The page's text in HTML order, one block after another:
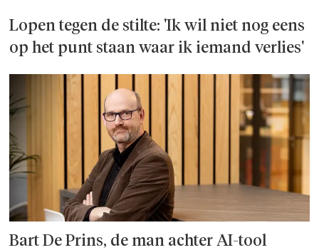
Lopen tegen de stilte: 'Ik wil niet nog eens
op het punt staan waar ik iemand verlies'
Bart De Prins, de man achter AI-tool